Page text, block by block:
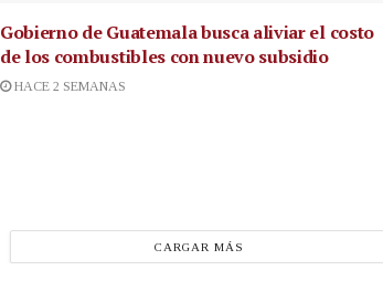
Gobierno de Guatemala busca aliviar el costo
de los combustibles con nuevo subsidio
HACE 2 SEMANAS
CARGAR MÁS